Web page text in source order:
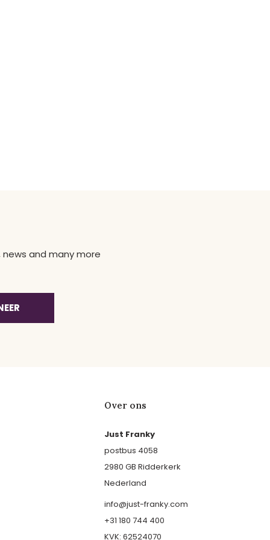
and many more
Over ons
Just Franky
postbus 4058
2980 GB Ridderkerk
Nederland
info@just-franky.com
+31 180 744 400
KVK: 62524070